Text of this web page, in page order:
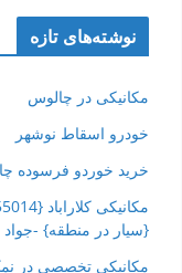
نوشته‌های تازه
مکانیکی در چالوس
خودرو اسقاط نوشهر
خرید خوردو فرسوده
{سیار در منطقه} -جواد